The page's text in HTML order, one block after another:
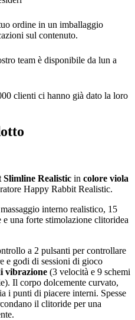
ordine in un imballaggio
sul contenuto.
team è disponibile da lun a
clienti ci hanno già dato la loro
Realistic in colore viola
Happy Rabbit Realistic.
interno realistico, 15
una forte stimolazione clitoridea
a 2 pulsanti per controllare
e godi di sessioni di gioco
vibrazione (3 velocità e 9 schemi
Il corpo dolcemente curvato,
i punti di piacere interni. Spesse
il clitoride per una